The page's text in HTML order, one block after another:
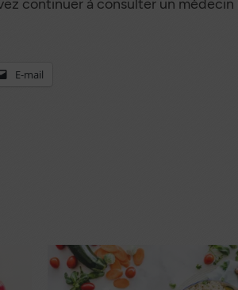
continuer à consulter un
E-mail